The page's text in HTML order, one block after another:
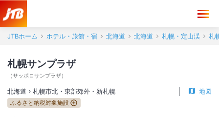
JTBホーム ホテル・旅館・宿 北海道 北海道 札幌・定山渓 札
札幌サンプラザ
（サッポロサンプラザ）
北海道 札幌市北・東部郊外・新札幌 地図
ふるさと納税対象施設